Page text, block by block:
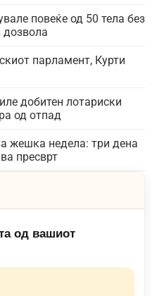
повеќе од 50 тела без
дозвола
парламент, Курти
добитен лотариски
од отпад
жешка недела: три дена
пресврт
од вашиот